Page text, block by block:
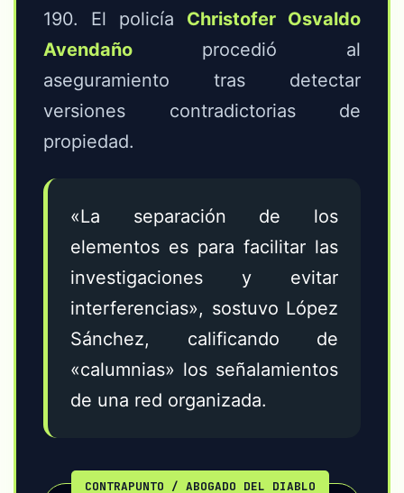
190. El policía Christofer Osvaldo
Avendaño procedió al
aseguramiento tras detectar
versiones contradictorias de
propiedad.
«La separación de los
elementos es para facilitar las
investigaciones y evitar
interferencias», sostuvo López
Sánchez, calificando de
«calumnias» los señalamientos
de una red organizada.
CONTRAPUNTO / ABOGADO DEL DIABLO